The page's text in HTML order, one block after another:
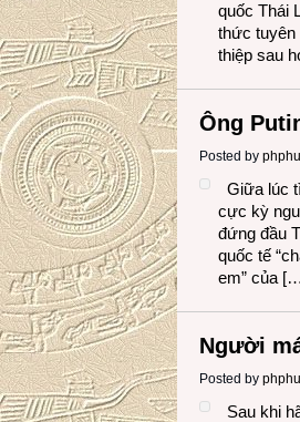
quốc Thái
thức tuyên
thiệp sau
Ông
Posted by
Giữa lúc
cực kỳ
đứng đầu
quốc tế
em” của
Người
Posted by
Sau khi